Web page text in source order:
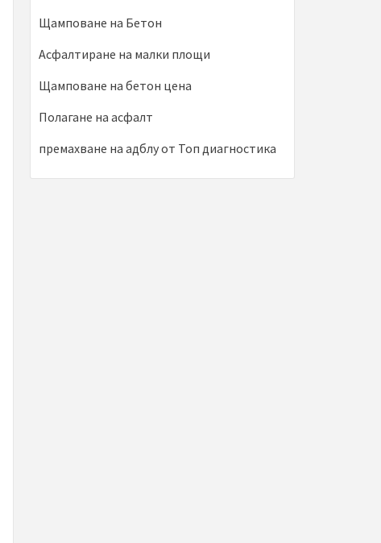
Щамповане на Бетон
Асфалтиране на малки площи
Щамповане на бетон цена
Полагане на асфалт
премахване на адблу от Топ диагностика